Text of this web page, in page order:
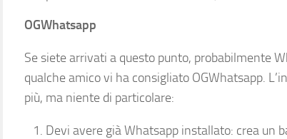
OGWhatsapp
Se siete arrivati a questo punto, probabilmente
qualche amico vi ha consigliato OGWhatsapp.
più, ma niente di particolare:
Devi avere già Whatsapp installato: crea un